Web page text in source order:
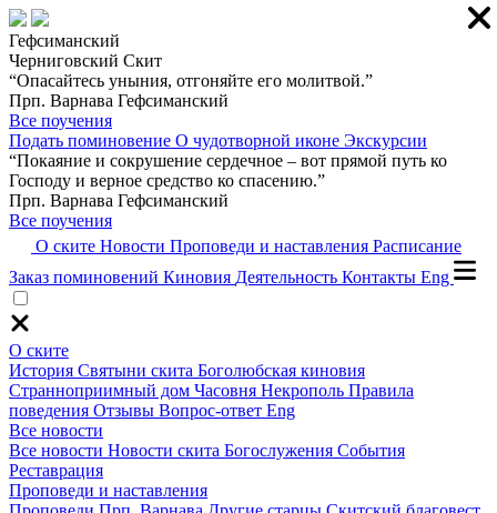
Гефсиманский
Черниговский Скит
“Опасайтесь уныния, отгоняйте его молитвой.”
Прп. Варнава Гефсиманский
Все поучения
Подать поминовение О чудотворной иконе Экскурсии
“Покаяние и сокрушение сердечное – вот прямой путь ко
Господу и верное средство ко спасению.”
Прп. Варнава Гефсиманский
Все поучения
О ските Новости Проповеди и наставления Расписание
Заказ поминовений Киновия Деятельность Контакты Eng
О ските
История Святыни скита Боголюбская киновия
Странноприимный дом Часовня Некрополь Правила
поведения Отзывы Вопрос-ответ Eng
Все новости
Все новости Новости скита Богослужения События
Реставрация
Проповеди и наставления